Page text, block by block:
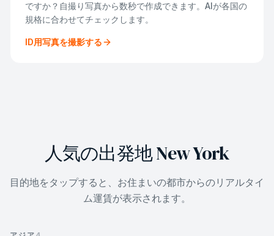
ですか？自撮り写真から数秒で作成できます。AIが各国の
規格に合わせてチェックします。
ID用写真を撮影する
人気の出発地 New York
目的地をタップすると、お住まいの都市からのリアルタイ
ム運賃が表示されます。